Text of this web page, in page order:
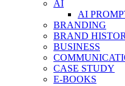
AI
AI
BRANDING
BRAND
BUSINESS
CASE STUDY
E-BOOKS